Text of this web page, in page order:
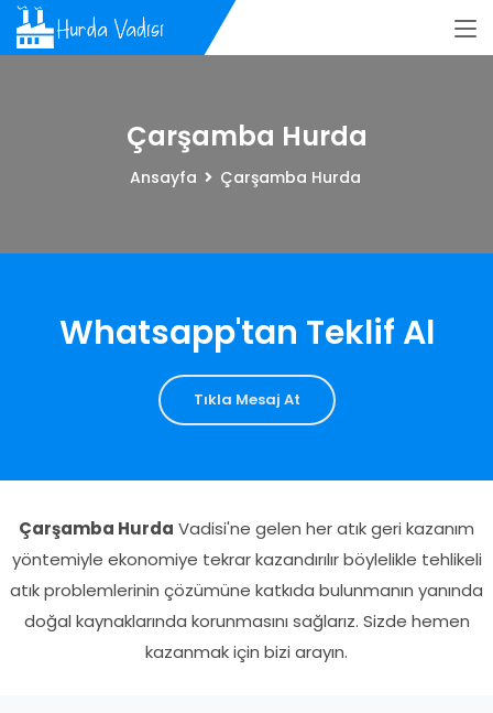
Çarşamba Hurda
Ansayfa Çarşamba Hurda
Whatsapp'tan Teklif Al
Tıkla Mesaj At
Çarşamba Hurda Vadisi'ne gelen her atık geri kazanım
yöntemiyle ekonomiye tekrar kazandırılır böylelikle tehlikeli
atık problemlerinin çözümüne katkıda bulunmanın yanında
doğal kaynaklarında korunmasını sağlarız. Sizde hemen
kazanmak için bizi arayın.